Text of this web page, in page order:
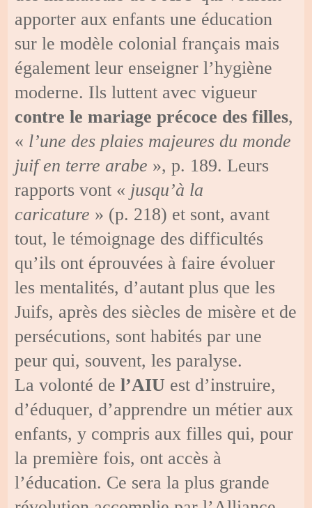
apporter aux enfants une éducation
sur le modèle colonial français mais
également leur enseigner l’hygiène
moderne. Ils luttent avec vigueur
contre le mariage précoce des filles,
« l’une des plaies majeures du monde
juif en terre arabe », p. 189. Leurs
rapports vont « jusqu’à la
caricature » (p. 218) et sont, avant
tout, le témoignage des difficultés
qu’ils ont éprouvées à faire évoluer
les mentalités, d’autant plus que les
Juifs, après des siècles de misère et de
persécutions, sont habités par une
peur qui, souvent, les paralyse.
La volonté del’AIU est d’instruire,
d’éduquer, d’apprendre un métier aux
enfants, y compris aux filles qui, pour
la première fois, ont accès à
l’éducation. Ce sera la plus grande